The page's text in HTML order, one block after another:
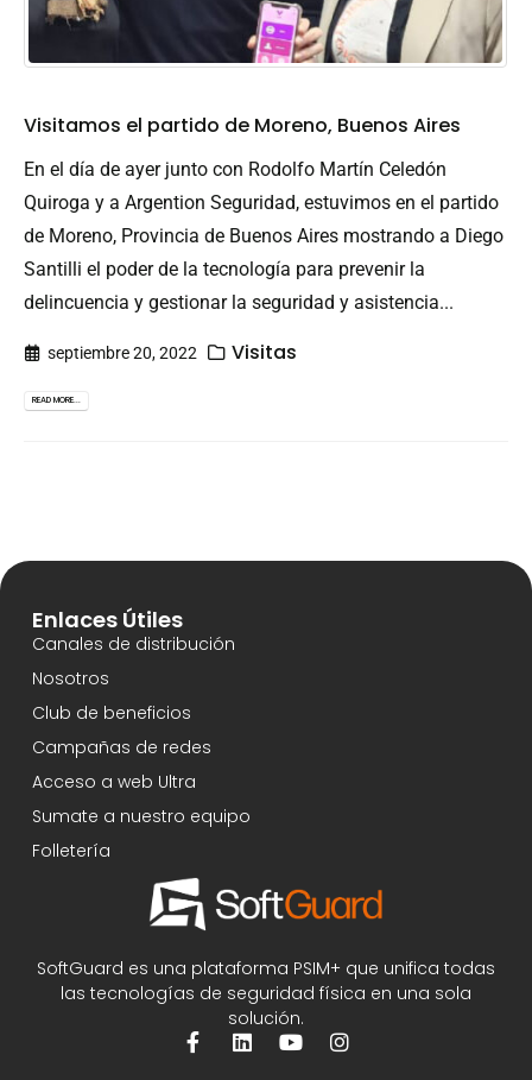
Visitamos el partido de Moreno, Buenos Aires
En el día de ayer junto con Rodolfo Martín Celedón
Quiroga y a Argention Seguridad, estuvimos en el partido
de Moreno, Provincia de Buenos Aires mostrando a Diego
Santilli el poder de la tecnología para prevenir la
delincuencia y gestionar la seguridad y asistencia...
septiembre 20, 2022 Visitas
READ MORE...
SoftGuard es una plataforma PSIM+ que unifica todas
las tecnologías de seguridad física en una sola
solución.
Enlaces Útiles
Canales de distribución
Nosotros
Club de beneficios
Campañas de redes
Acceso a web Ultra
Sumate a nuestro equipo
Folletería